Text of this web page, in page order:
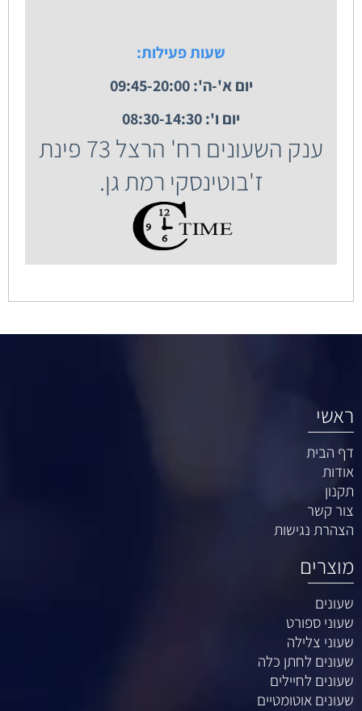
שעות פעילות:
יום א'-ה': 09:45-20:00
יום ו': 08:30-14:30
ענק השעונים רח' הרצל 73 פינת
ז'בוטינסקי רמת גן.
ראשי
דף הבית
אודות
תקנון
צור קשר
הצהרת נגישות
מוצרים
שעונים
שעוני ספורט
שעוני צלילה
שעונים לחתן כלה
שעונים לחיילים
שעונים אוטומטיים